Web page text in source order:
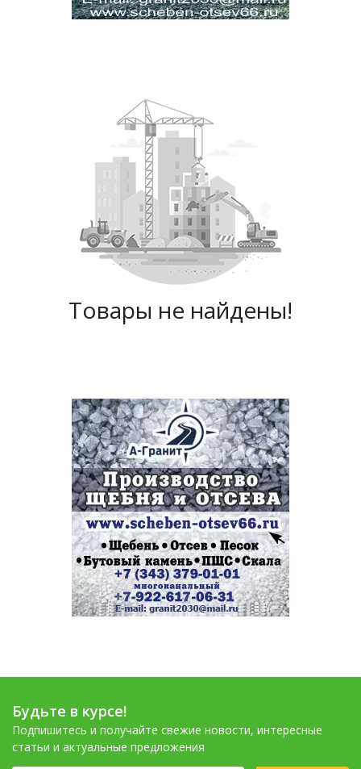
Товары не найдены!
Будьте в курсе!
Подпишитесь и получайте свежие новости, интересные
статьи и актуальные предложения